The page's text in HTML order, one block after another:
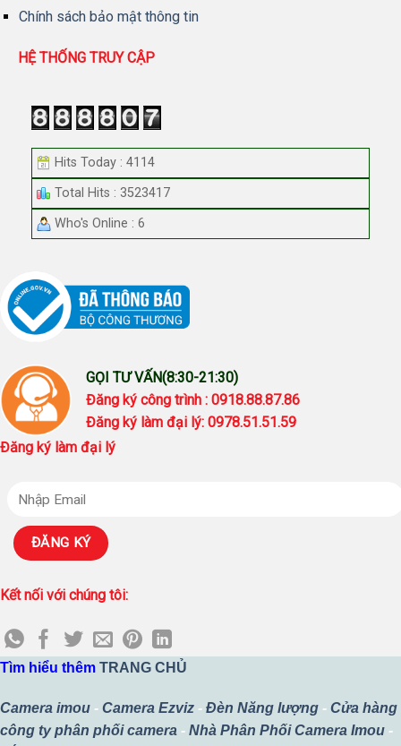
Chính sách bảo mật thông tin
HỆ THỐNG TRUY CẬP
Hits Today : 4114
Total Hits : 3523417
Who's Online : 6
GỌI TƯ VẤN(8:30-21:30)
Đăng ký công trình : 0918.88.87.86
Đăng ký làm đại lý: 0978.51.51.59
Đăng ký làm đại lý
Kết nối với chúng tôi:
Tìm hiểu thêm TRANG CHỦ
Camera imou - Camera Ezviz - Đèn Năng lượng - Cửa hàng
công ty phân phối camera - Nhà Phân Phối Camera Imou -